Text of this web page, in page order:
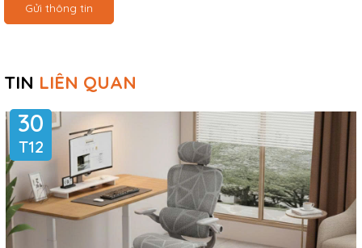
Gửi thông tin
TIN LIÊN QUAN
30
T12